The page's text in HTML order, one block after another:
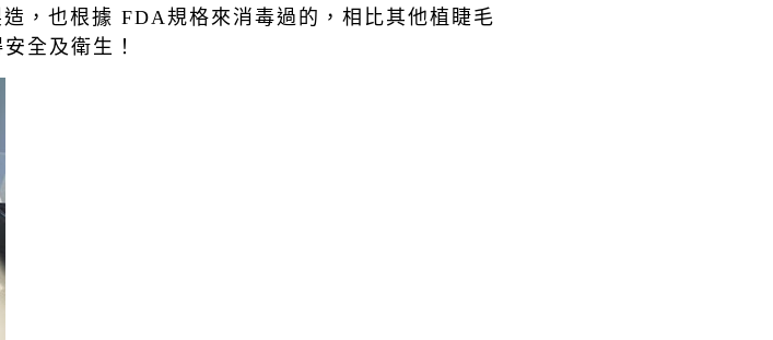
，也根據 FDA 規格來消毒過的，相比其他植睫毛
全及衛生！